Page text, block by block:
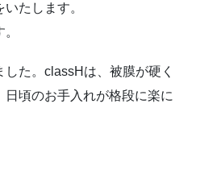
たします。
た。classHは、被膜が硬く
頃のお手入れが格段に楽に